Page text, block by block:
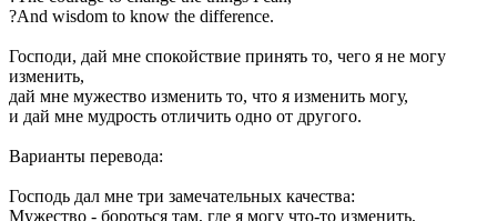
?And wisdom to know the difference.
Господи, дай мне спокойствие принять то, чего я не могу
изменить,
дай мне мужество изменить то, что я изменить могу,
и дай мне мудрость отличить одно от другого.
Варианты перевода:
Господь дал мне три замечательных качества:
Мужество - бороться там, где я могу что-то изменить,